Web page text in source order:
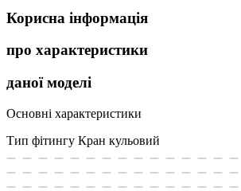
Корисна інформація
про характеристики
даної моделі
Основні характеристики
Тип фітингу Кран кульовий